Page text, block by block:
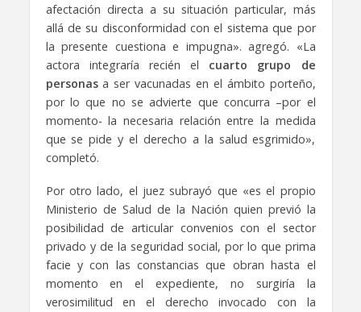
afectación directa a su situación particular, más
allá de su disconformidad con el sistema que por
la presente cuestiona e impugna». agregó. «La
actora integraría recién el cuarto grupo de
personasa ser vacunadas en el ámbito porteño,
por lo que no se advierte que concurra –por el
momento- la necesaria relación entre la medida
que se pide y el derecho a la salud esgrimido»,
completó.
Por otro lado, el juez subrayó que «es el propio
Ministerio de Salud de la Nación quien previó la
posibilidad de articular convenios con el sector
privado y de la seguridad social, por lo que prima
facie y con las constancias que obran hasta el
momento en el expediente, no surgiría la
verosimilitud en el derecho invocado con la